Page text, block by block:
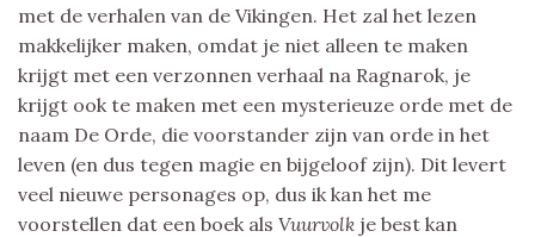
met de verhalen van de Vikingen. Het zal het lezen
makkelijker maken, omdat je niet alleen te maken
krijgt met een verzonnen verhaal na Ragnarok, je
krijgt ook te maken met een mysterieuze orde met de
naam De Orde, die voorstander zijn van orde in het
leven (en dus tegen magie en bijgeloof zijn). Dit levert
veel nieuwe personages op, dus ik kan het me
voorstellen dat een boek als Vuurvolk je best kan